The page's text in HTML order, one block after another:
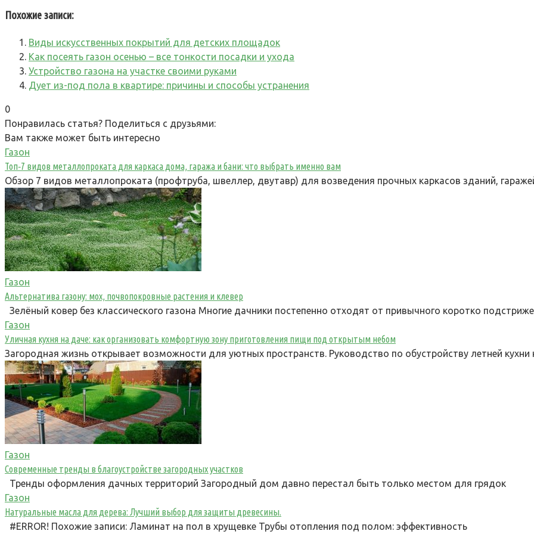
Похожие записи:
Виды искусственных покрытий для детских площадок
Как посеять газон осенью – все тонкости посадки и ухода
Устройство газона на участке своими руками
Дует из-под пола в квартире: причины и способы устранения
0
Понравилась статья? Поделиться с друзьями:
Вам также может быть интересно
Газон
Топ‑7 видов металлопроката для каркаса дома, гаража и бани: что выбрать именно вам
Обзор 7 видов металлопроката (профтруба, швеллер, двутавр) для возведения прочных каркасов зданий,
Газон
Альтернатива газону: мох, почвопокровные растения и клевер
Зелёный ковер без классического газона Многие дачники постепенно отходят от привычного коротко
Газон
Уличная кухня на даче: как организовать комфортную зону приготовления пищи под открытым небом
Загородная жизнь открывает возможности для уютных пространств. Руководство по обустройству летней
Газон
Современные тренды в благоустройстве загородных участков
Тренды оформления дачных территорий Загородный дом давно перестал быть только местом для грядок
Газон
Натуральные масла для дерева: Лучший выбор для защиты древесины.
#ERROR! Похожие записи: Ламинат на пол в хрущевке Трубы отопления под полом: эффективность